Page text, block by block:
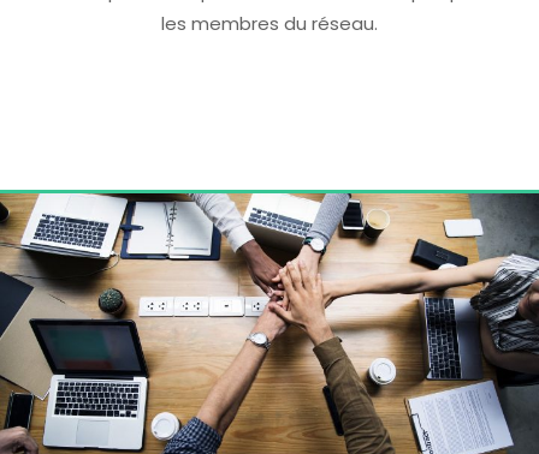
les membres du réseau.